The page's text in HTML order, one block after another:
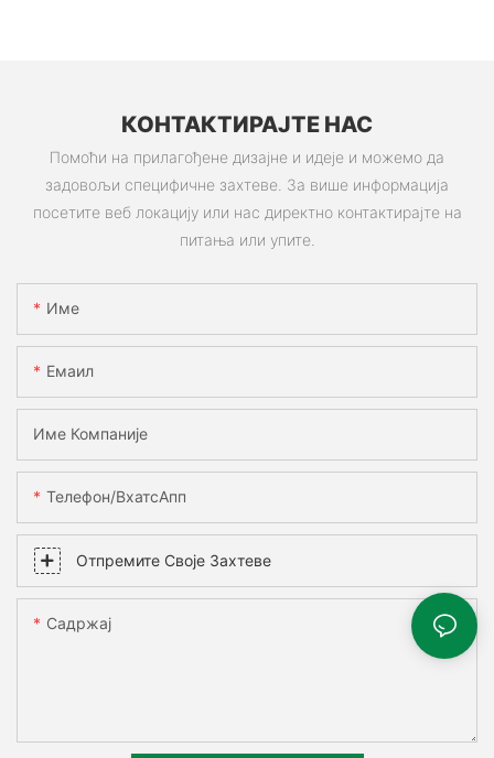
КОНТАКТИРАЈТЕ НАС
Помоћи на прилагођене дизајне и идеје и можемо да
задовољи специфичне захтеве. За више информација
посетите веб локацију или нас директно контактирајте на
питања или упите.
Име
Емаил
Име Компаније
Телефон/ВхатсАпп
Отпремите Своје Захтеве
Садржај